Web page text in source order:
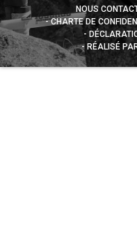
NOUS
CHARTE DE
RÉALISÉ